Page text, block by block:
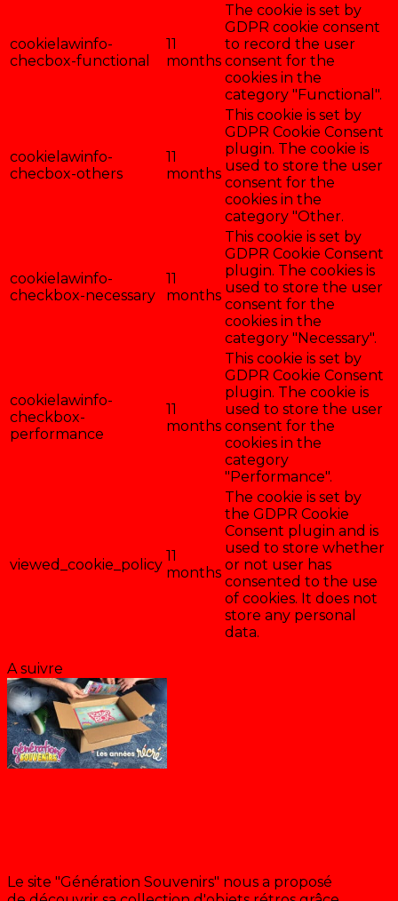
cookielawinfo-
checbox-functional
11
months
The cookie is set by
GDPR cookie consent
to record the user
consent for the
cookies in the
category "Functional".
cookielawinfo-
checbox-others
11
months
This cookie is set by
GDPR Cookie Consent
plugin. The cookie is
used to store the user
consent for the
cookies in the
category "Other.
cookielawinfo-
checkbox-necessary
11
months
This cookie is set by
GDPR Cookie Consent
plugin. The cookies is
used to store the user
consent for the
cookies in the
category "Necessary".
cookielawinfo-
checkbox-
performance
11
months
This cookie is set by
GDPR Cookie Consent
plugin. The cookie is
used to store the user
consent for the
cookies in the
category
"Performance".
viewed_cookie_policy
11
months
The cookie is set by
the GDPR Cookie
Consent plugin and is
used to store whether
or not user has
consented to the use
of cookies. It does not
store any personal
data.
A suivre
Le site "Génération Souvenirs" nous a proposé